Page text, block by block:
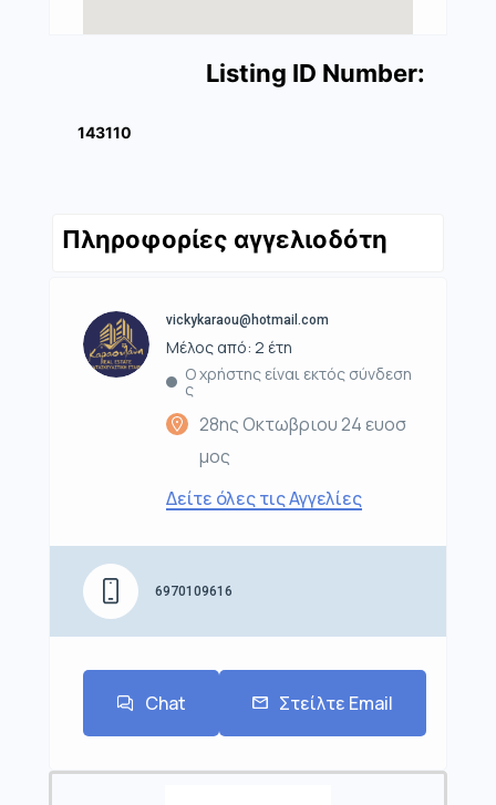
Listing ID Number:
143110
Πληροφορίες αγγελιοδότη
vickykaraou@hotmail.com
Μέλος από: 2 έτη
Ο χρήστης είναι εκτός σύνδεση
ς
28ης Οκτωβριου 24 ευοσ
μος
Δείτε όλες τις Αγγελίες
6970109616
Chat Στείλτε Email